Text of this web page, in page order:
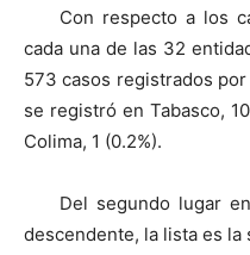
Con respecto a los
cada una de las 32
573 casos registrados
se registró en Tabasco,
Colima, 1 (0.2%).
Del segundo lugar
descendente, la lista es la